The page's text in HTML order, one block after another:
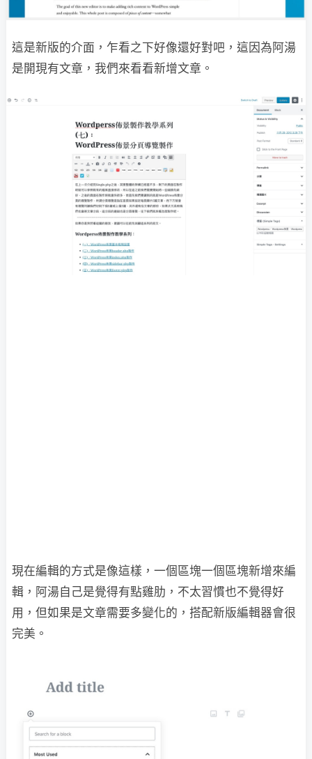
這是新版的介面，乍看之下好像還好對吧，這因為阿湯
是開現有文章，我們來看看新增文章。
現在編輯的方式是像這樣，一個區塊一個區塊新增來編
輯，阿湯自己是覺得有點雞肋，不太習慣也不覺得好
用，但如果是文章需要多變化的，搭配新版編輯器會很
完美。